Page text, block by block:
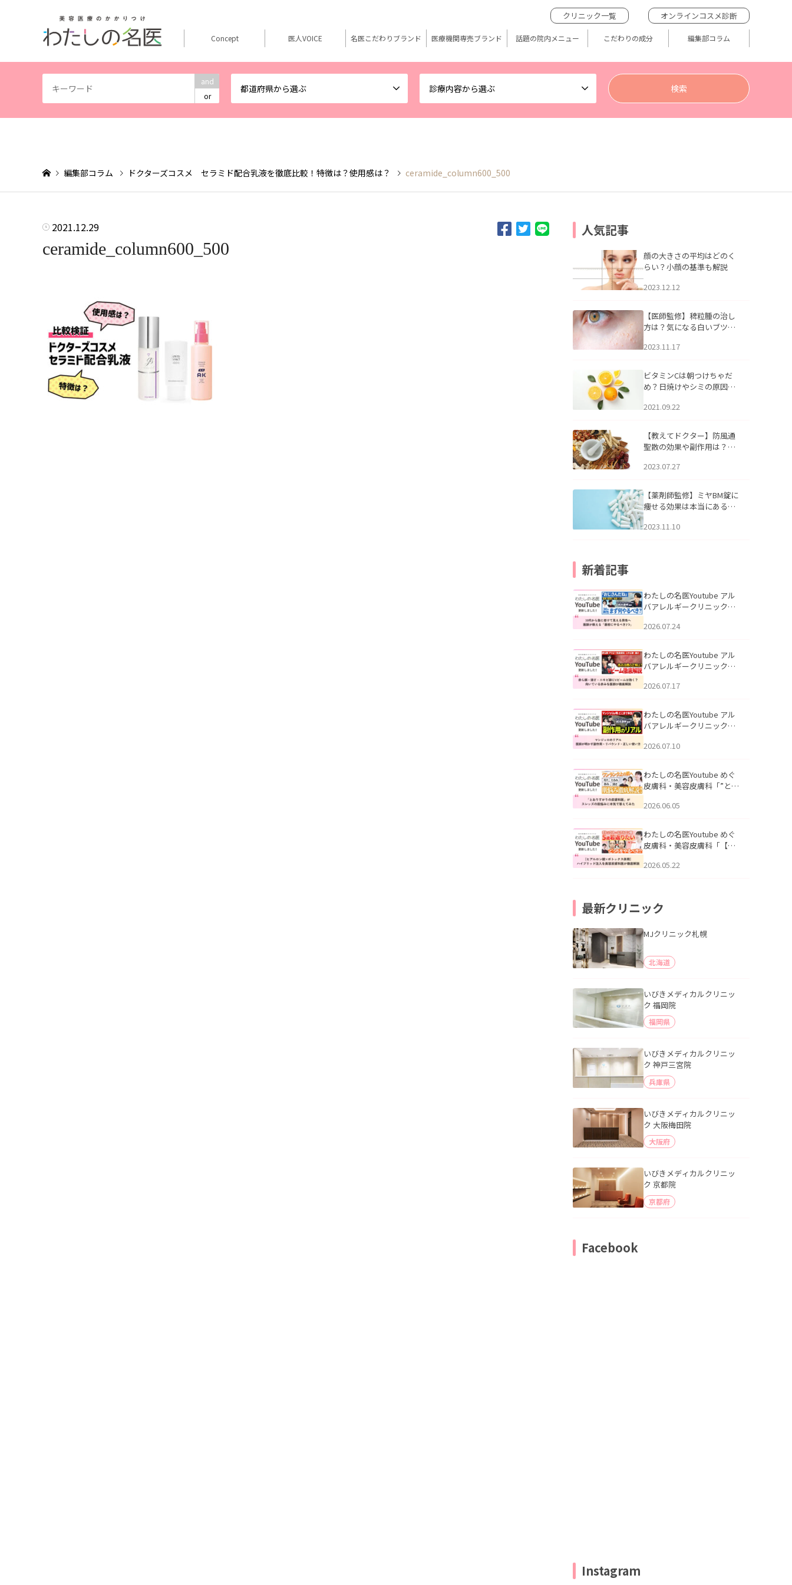
and
or
都道府県から選ぶ 診療内容から選ぶ
クリニック一覧 オンラインコスメ診断
Concept 医人VOICE 名医こだわりブランド 医療機関専売ブランド 話題の院内メニュー こだわりの成分 編集部コラム
編集部コラム ドクターズコスメ セラミド配合乳液を徹底比較！特徴は？使用感は？ ceramide_column600_500
2021.12.29
ceramide_column600_500
人気記事
顔の大きさの平均はどのく
らい？小顔の基準も解説
2023.12.12
【医師監修】稗粒腫の治し
方は？気になる白いブツブ
アについて
2023.11.17
ビタミンCは朝つけちゃだ
め？日焼けやシミの原因に
2021.09.22
【教えてドクター】防風通
聖散の効果や副作用は？長
2023.07.27
【薬剤師監修】ミヤBM錠に
痩せる効果は本当にある
2023.11.10
新着記事
わたしの名医Youtube アル
バアレルギークリニック札
える男性へ｜医師が教える
公開いたしました。
2026.07.24
わたしの名医Youtube アル
バアレルギークリニック札
跡にVビームは効く？向いて
説」を公開いたしました。
2026.07.17
わたしの名医Youtube アル
バアレルギークリニック札
医師が明かす副作用・リバ
公開いたしました。
2026.07.10
わたしの名医Youtube めぐ
皮膚科・美容皮膚科「”とお
ッズの肌悩みに本気で答え
た。
2026.06.05
わたしの名医Youtube めぐ
皮膚科・美容皮膚科「【ヒ
用】ハイブリッド注入を美
2026.05.22
最新クリニック
MJクリニック札幌
北海道
いびきメディカルクリニッ
ク 福岡院
福岡県
いびきメディカルクリニッ
ク 神戸三宮院
兵庫県
いびきメディカルクリニッ
ク 大阪梅田院
大阪府
いびきメディカルクリニッ
ク 京都院
京都府
Facebook
Instagram